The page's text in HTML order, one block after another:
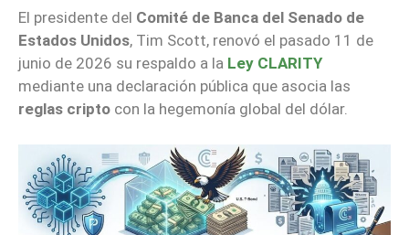
El presidente del Comité de Banca del Senado de
Estados Unidos, Tim Scott, renovó el pasado 11 de
junio de 2026 su respaldo a la Ley CLARITY
mediante una declaración pública que asocia las
reglas cripto con la hegemonía global del dólar.